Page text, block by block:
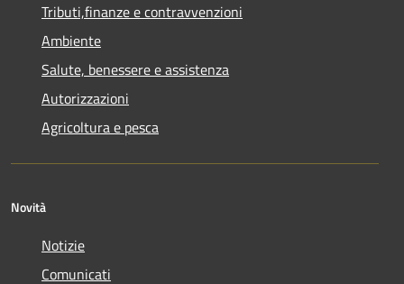
Tributi,finanze e contravvenzioni
Ambiente
Salute, benessere e assistenza
Autorizzazioni
Agricoltura e pesca
Novità
Notizie
Comunicati